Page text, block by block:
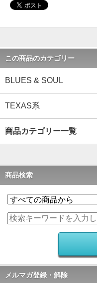
この商品のカテゴリー
BLUES & SOUL
TEXAS系
商品カテゴリー一覧
商品検索
メルマガ登録・解除